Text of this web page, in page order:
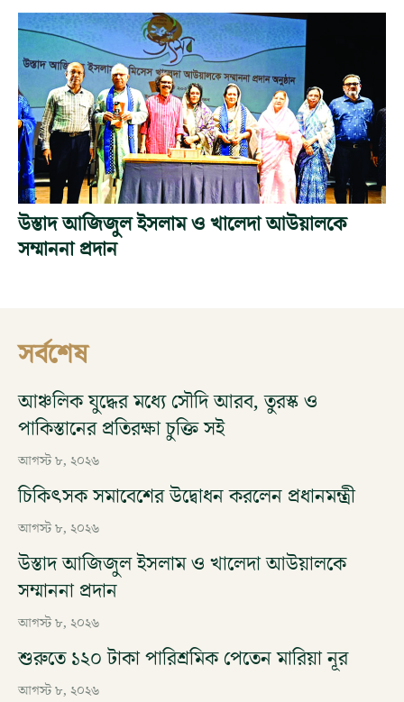
উস্তাদ আজিজুল ইসলাম ও খালেদা আউয়ালকে
সম্মাননা প্রদান
সর্বশেষ
আঞ্চলিক যুদ্ধের মধ্যে সৌদি আরব, তুরস্ক ও
পাকিস্তানের প্রতিরক্ষা চুক্তি সই
আগস্ট ৮, ২০২৬
চিকিৎসক সমাবেশের উদ্বোধন করলেন প্রধানমন্ত্রী
আগস্ট ৮, ২০২৬
উস্তাদ আজিজুল ইসলাম ও খালেদা আউয়ালকে
সম্মাননা প্রদান
আগস্ট ৮, ২০২৬
শুরুতে ১২০ টাকা পারিশ্রমিক পেতেন মারিয়া নূর
আগস্ট ৮, ২০২৬